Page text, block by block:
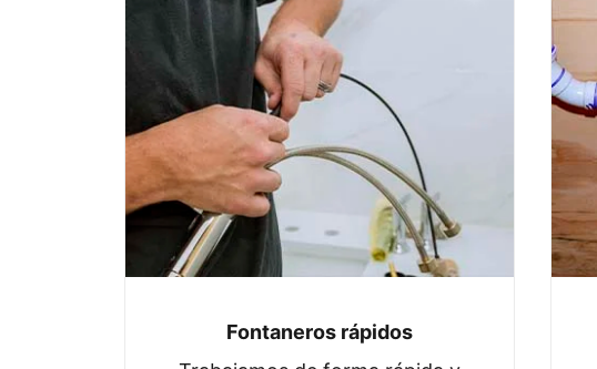
Fontaneros rápidos